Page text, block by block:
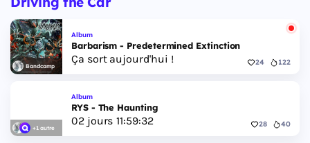
Bandcamp
Album
Barbarism - Predetermined Extinction
Ça sort aujourd'hui ! 24 122
+1 autre
Album
RYS - The Haunting
02jours 11:59:31 28 40